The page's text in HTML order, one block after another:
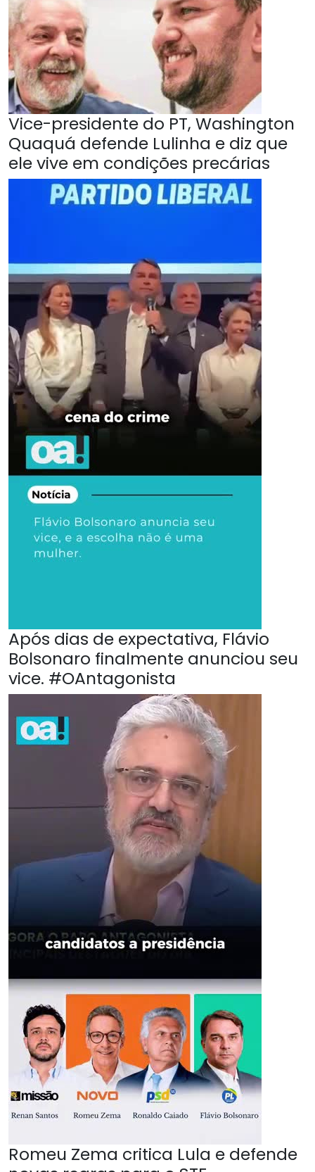
Vice-presidente do PT, Washington
Quaquá defende Lulinha e diz que
ele vive em condições precárias
Após dias de expectativa, Flávio
Bolsonaro finalmente anunciou seu
vice. #OAntagonista
Romeu Zema critica Lula e defende